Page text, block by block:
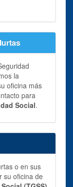
la
oficina más
para
Social.
o en sus
su oficina de